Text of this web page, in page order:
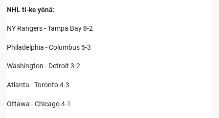
NHL ti-ke yönä:
NY Rangers - Tampa Bay 8-2
Philadelphia - Columbus 5-3
Washington - Detroit 3-2
Atlanta - Toronto 4-3
Ottawa - Chicago 4-1